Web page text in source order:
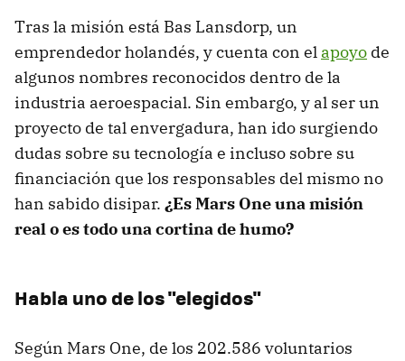
Tras la misión está Bas Lansdorp, un
emprendedor holandés, y cuenta con el apoyo de
algunos nombres reconocidos dentro de la
industria aeroespacial. Sin embargo, y al ser un
proyecto de tal envergadura, han ido surgiendo
dudas sobre su tecnología e incluso sobre su
financiación que los responsables del mismo no
han sabido disipar. ¿Es Mars One una misión
real o es todo una cortina de humo?
Habla uno de los "elegidos"
Según Mars One, de los 202.586 voluntarios